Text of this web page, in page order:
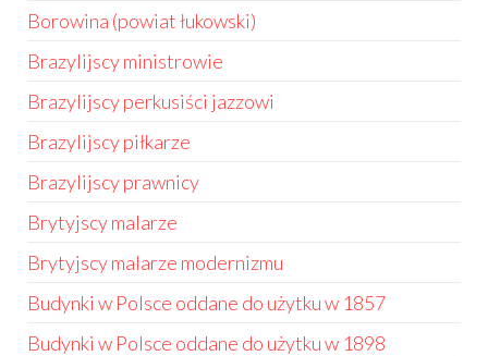
Borowina (powiat łukowski)
Brazylijscy ministrowie
Brazylijscy perkusiści jazzowi
Brazylijscy piłkarze
Brazylijscy prawnicy
Brytyjscy malarze
Brytyjscy malarze modernizmu
Budynki w Polsce oddane do użytku w 1857
Budynki w Polsce oddane do użytku w 1898